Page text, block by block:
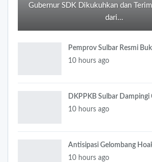
Gubernur SDK Dikukuhkan dan
dari…
Pemprov Sulbar Resmi
10 hours ago
DKPPKB Sulbar
10 hours ago
Antisipasi Gelombang
10 hours ago